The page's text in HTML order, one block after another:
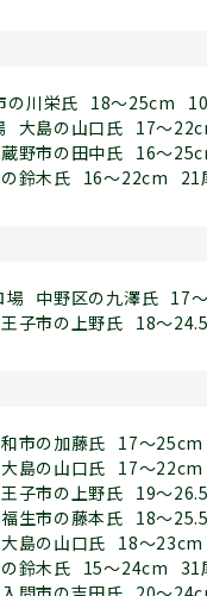
の川栄氏 18～25cm
大島の山口氏 17～
野市の田中氏 16～
鈴木氏 16～22cm 21
場 中野区の九澤氏 17
子市の上野氏 18～
市の加藤氏 17～25cm
大島の山口氏 17～22cm
子市の上野氏 19～
福生市の藤本氏 18～
大島の山口氏 18～23cm
鈴木氏 15～24cm 31